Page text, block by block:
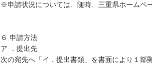
※申請状況については、随時、三重県ホームペ
６ 申請方法
ア ．提出先
次の宛先へ「イ．提出書類」を書面により１部